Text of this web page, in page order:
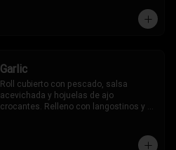
Garlic
Roll cubierto con pescado, salsa
acevichada y hojuelas de ajo
crocantes. Relleno con langostinos y